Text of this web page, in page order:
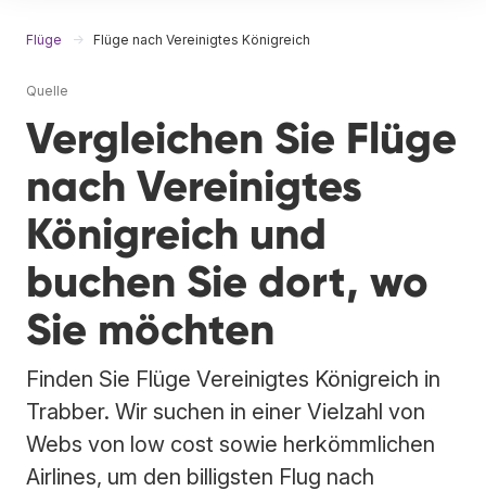
Flüge Flüge nach Vereinigtes Königreich
Quelle
Vergleichen Sie Flüge
nach Vereinigtes
Königreich und
buchen Sie dort, wo
Sie möchten
Finden Sie Flüge Vereinigtes Königreich in
Trabber. Wir suchen in einer Vielzahl von
Webs von low cost sowie herkömmlichen
Airlines, um den billigsten Flug nach